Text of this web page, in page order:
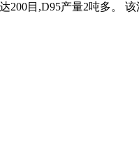
200目,D95产量2吨多。